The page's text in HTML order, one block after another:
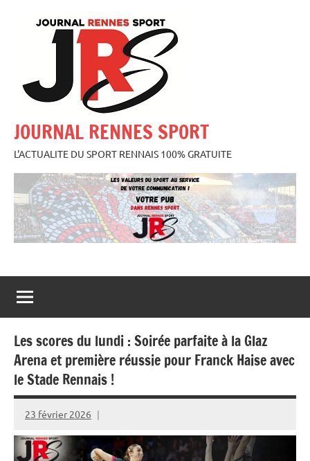
JOURNAL RENNES SPORT
L'ACTUALITE DU SPORT RENNAIS 100% GRATUITE
Les scores du lundi : Soirée parfaite à la Glaz
Arena et première réussie pour Franck Haise avec
le Stade Rennais !
23 février 2026
Rédaction
JRS